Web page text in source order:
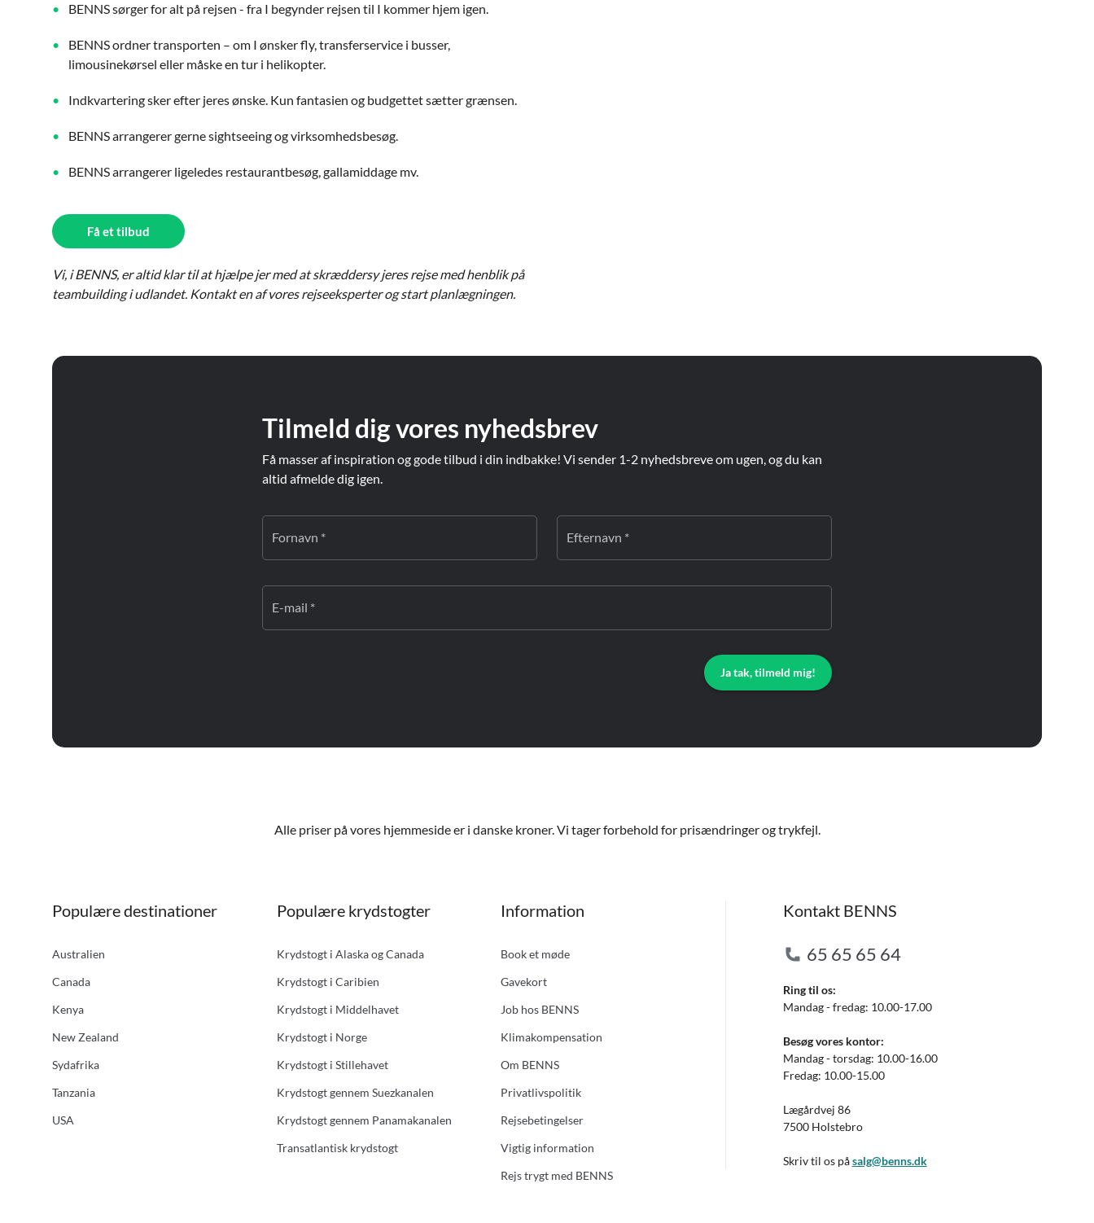
BENNS sørger for alt på rejsen - fra I begynder rejsen til I kommer hjem igen.
BENNS ordner transporten – om I ønsker fly, transferservice i busser,
limousinekørsel eller måske en tur i helikopter.
Indkvartering sker efter jeres ønske. Kun fantasien og budgettet sætter grænsen.
BENNS arrangerer gerne sightseeing og virksomhedsbesøg.
BENNS arrangerer ligeledes restaurantbesøg, gallamiddage mv.
Få et tilbud
Vi, i BENNS, er altid klar til at hjælpe jer med at skræddersy jeres rejse med henblik på
teambuilding i udlandet. Kontakt en af vores rejseeksperter og start planlægningen.
Tilmeld dig vores nyhedsbrev
Få masser af inspiration og gode tilbud i din indbakke! Vi sender 1-2 nyhedsbreve om ugen, og du kan
altid afmelde dig igen.
Fornavn * Efternavn *
E-mail *
Ja tak, tilmeld mig!
Alle priser på vores hjemmeside er i danske kroner. Vi tager forbehold for prisændringer og trykfejl.
Populære destinationer
Australien
Canada
Kenya
New Zealand
Sydafrika
Tanzania
USA
Populære krydstogter
Krydstogt i Alaska og Canada
Krydstogt i Caribien
Krydstogt i Middelhavet
Krydstogt i Norge
Krydstogt i Stillehavet
Krydstogt gennem Suezkanalen
Krydstogt gennem Panamakanalen
Transatlantisk krydstogt
Information
Book et møde
Gavekort
Job hos BENNS
Klimakompensation
Om BENNS
Privatlivspolitik
Rejsebetingelser
Vigtig information
Rejs trygt med BENNS
Kontakt BENNS
65 65 65 64
Ring til os:
Mandag - fredag: 10.00-17.00
Besøg vores kontor:
Mandag - torsdag: 10.00-16.00
Fredag: 10.00-15.00
Lægårdvej 86
7500 Holstebro
Skriv til os påsalg@benns.dk